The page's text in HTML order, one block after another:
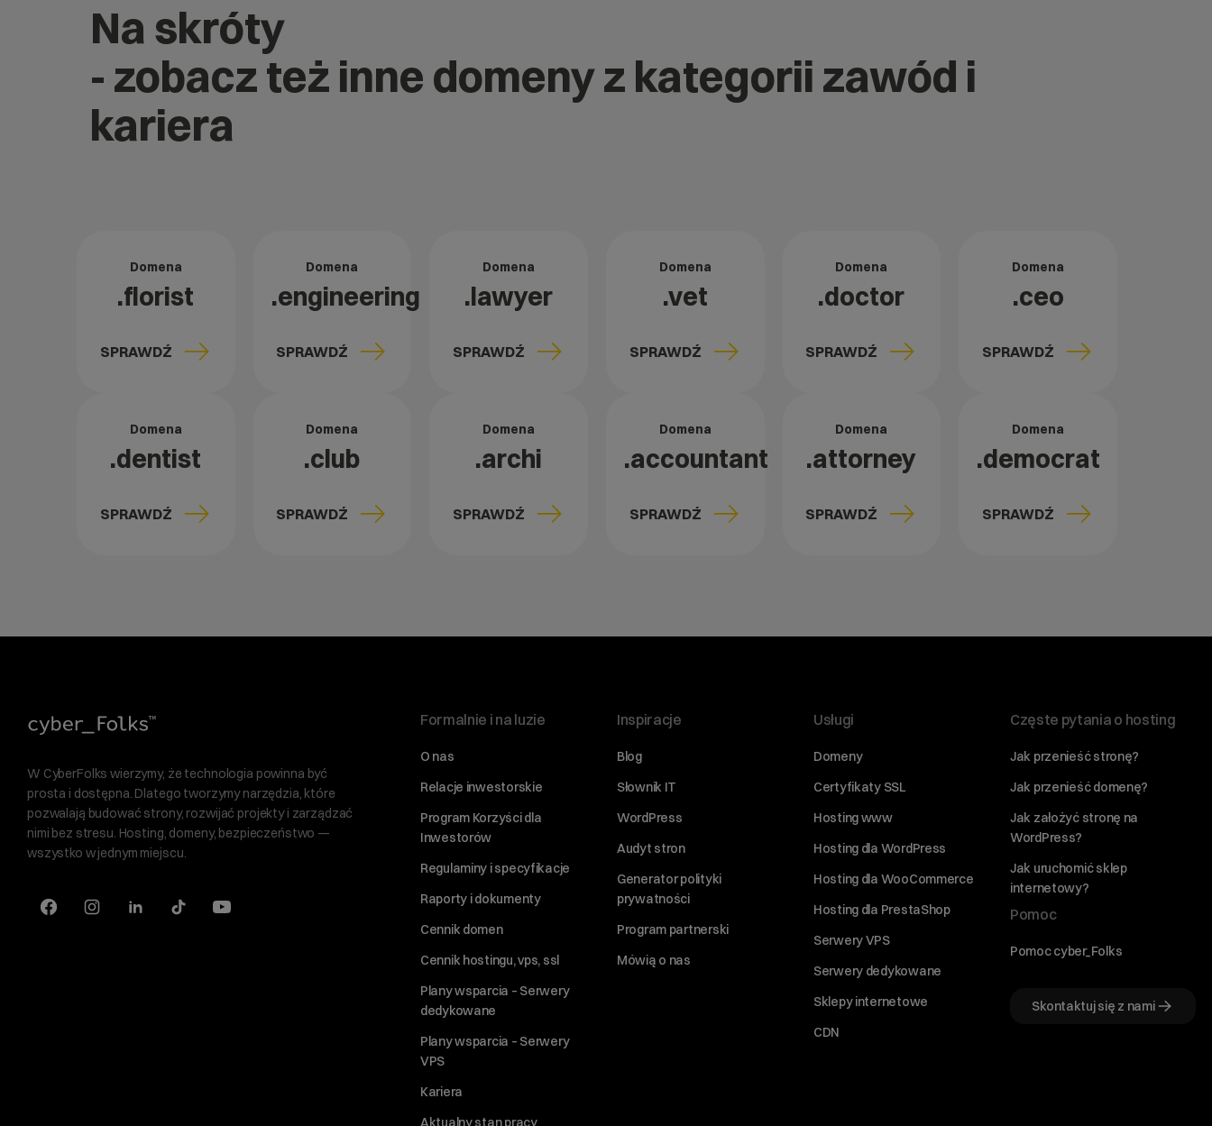
Na skróty
- zobacz też inne domeny z kategorii zawód i
kariera
Domena
.florist
SPRAWDŹ
Domena
.engineering
SPRAWDŹ
Domena
.lawyer
SPRAWDŹ
Domena
.vet
SPRAWDŹ
Domena
.doctor
SPRAWDŹ
Domena
.ceo
SPRAWDŹ
Domena
.dentist
SPRAWDŹ
Domena
.club
SPRAWDŹ
Domena
.archi
SPRAWDŹ
Domena
.accountant
SPRAWDŹ
Domena
.attorney
SPRAWDŹ
Domena
.democrat
SPRAWDŹ
W CyberFolks wierzymy, że technologia powinna być
prosta i dostępna. Dlatego tworzymy narzędzia, które
pozwalają budować strony, rozwijać projekty i zarządzać
nimi bez stresu. Hosting, domeny, bezpieczeństwo —
wszystko w jednym miejscu.
Formalnie i na luzie
O nas
Relacje inwestorskie
Program Korzyści dla
Inwestorów
Regulaminy i specyfikacje
Raporty i dokumenty
Cennik domen
Cennik hostingu, vps, ssl
Plany wsparcia – Serwery
dedykowane
Plany wsparcia – Serwery
VPS
Kariera
Aktualny stan pracy
Inspiracje
Blog
Słownik IT
WordPress
Audyt stron
Generator polityki
prywatności
Program partnerski
Mówią o nas
Usługi
Domeny
Certyfikaty SSL
Hosting www
Hosting dla WordPress
Hosting dla WooCommerce
Hosting dla PrestaShop
Serwery VPS
Serwery dedykowane
Sklepy internetowe
CDN
Częste pytania o hosting
Jak przenieść stronę?
Jak przenieść domenę?
Jak założyć stronę na
WordPress?
Jak uruchomić sklep
internetowy?
Pomoc
Pomoc cyber_Folks
Skontaktuj się z nami